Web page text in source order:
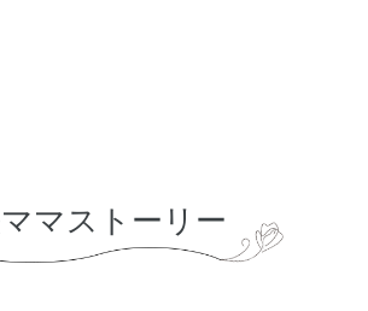
マストーリー